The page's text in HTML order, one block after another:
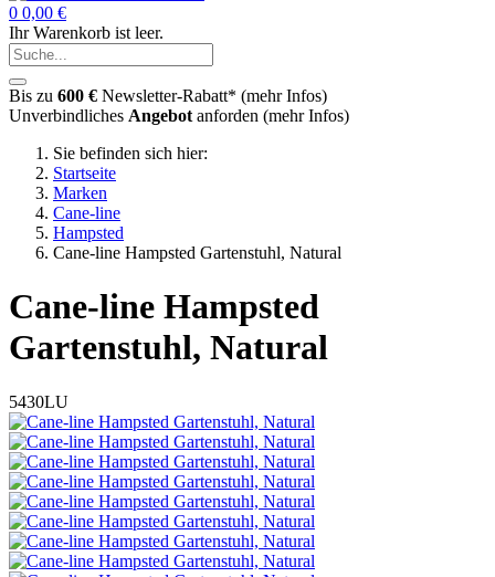
0 0,00 €
Ihr Warenkorb ist leer.
Bis zu 600 € Newsletter-Rabatt* (mehr Infos)
Unverbindliches Angebot anforden (mehr Infos)
Sie befinden sich hier:
Startseite
Marken
Cane-line
Hampsted
Cane-line Hampsted Gartenstuhl, Natural
Cane-line Hampsted
Gartenstuhl, Natural
5430LU